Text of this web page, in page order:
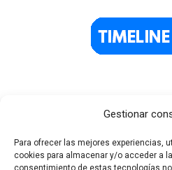
Gestionar
Para ofrecer las mejores experiencias,
cookies para almacenar y/o acceder a
consentimiento de estas tecnologías